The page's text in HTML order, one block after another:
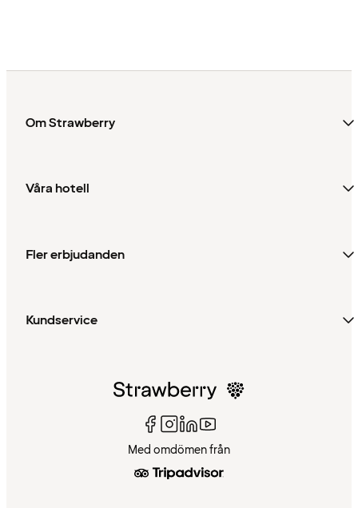
Om Strawberry
Våra hotell
Fler erbjudanden
Kundservice
Med omdömen från